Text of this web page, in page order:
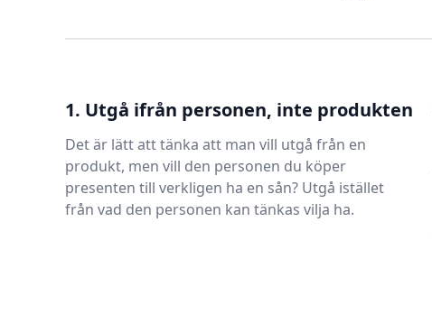
1. Utgå ifrån personen, inte produkten
Det är lätt att tänka att man vill utgå från en
produkt, men vill den personen du köper
presenten till verkligen ha en sån? Utgå istället
från vad den personen kan tänkas vilja ha.